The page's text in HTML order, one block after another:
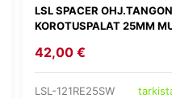
LSL SPACER OHJ.TANGON
KOROTUSPALAT 25MM
42,00 €
LSL-121RE25SW